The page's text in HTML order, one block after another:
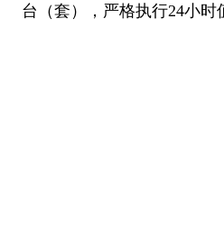
台（套），严格执行24小时